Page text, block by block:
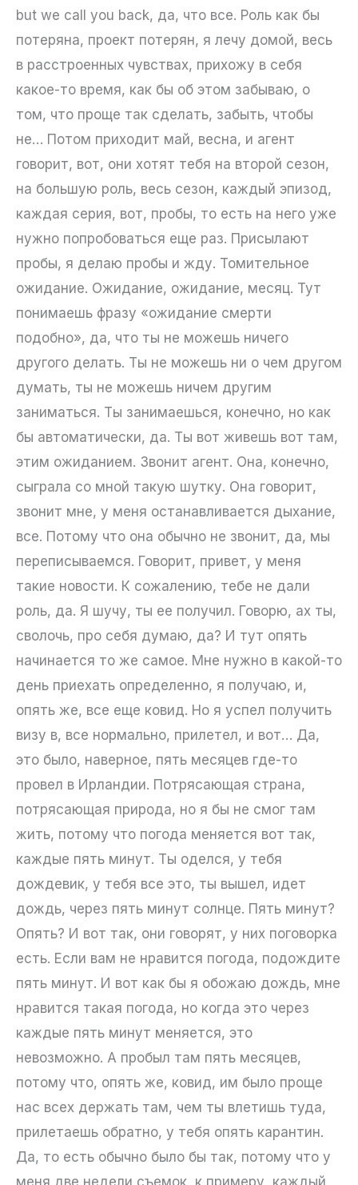
but we call you back, да, что все. Роль как бы
потеряна, проект потерян, я лечу домой, весь
в расстроенных чувствах, прихожу в себя
какое-то время, как бы об этом забываю, о
том, что проще так сделать, забыть, чтобы
не… Потом приходит май, весна, и агент
говорит, вот, они хотят тебя на второй сезон,
на большую роль, весь сезон, каждый эпизод,
каждая серия, вот, пробы, то есть на него уже
нужно попробоваться еще раз. Присылают
пробы, я делаю пробы и жду. Томительное
ожидание. Ожидание, ожидание, месяц. Тут
понимаешь фразу «ожидание смерти
подобно», да, что ты не можешь ничего
другого делать. Ты не можешь ни о чем другом
думать, ты не можешь ничем другим
заниматься. Ты занимаешься, конечно, но как
бы автоматически, да. Ты вот живешь вот там,
этим ожиданием. Звонит агент. Она, конечно,
сыграла со мной такую шутку. Она говорит,
звонит мне, у меня останавливается дыхание,
все. Потому что она обычно не звонит, да, мы
переписываемся. Говорит, привет, у меня
такие новости. К сожалению, тебе не дали
роль, да. Я шучу, ты ее получил. Говорю, ах ты,
сволочь, про себя думаю, да? И тут опять
начинается то же самое. Мне нужно в какой-то
день приехать определенно, я получаю, и,
опять же, все еще ковид. Но я успел получить
визу в, все нормально, прилетел, и вот… Да,
это было, наверное, пять месяцев где-то
провел в Ирландии. Потрясающая страна,
потрясающая природа, но я бы не смог там
жить, потому что погода меняется вот так,
каждые пять минут. Ты оделся, у тебя
дождевик, у тебя все это, ты вышел, идет
дождь, через пять минут солнце. Пять минут?
Опять? И вот так, они говорят, у них поговорка
есть. Если вам не нравится погода, подождите
пять минут. И вот как бы я обожаю дождь, мне
нравится такая погода, но когда это через
каждые пять минут меняется, это
невозможно. А пробыл там пять месяцев,
потому что, опять же, ковид, им было проще
нас всех держать там, чем ты влетишь туда,
прилетаешь обратно, у тебя опять карантин.
Да, то есть обычно было бы так, потому что у